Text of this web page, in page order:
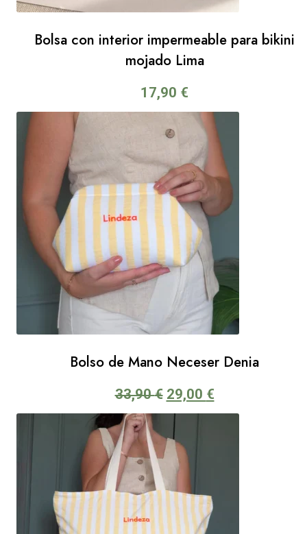
Bolsa con interior impermeable para bikini
mojado Lima
17,90 €
Bolso de Mano Neceser Denia
33,90€ El
precio
original
era:
33,90 €.
29,00 €El
precio